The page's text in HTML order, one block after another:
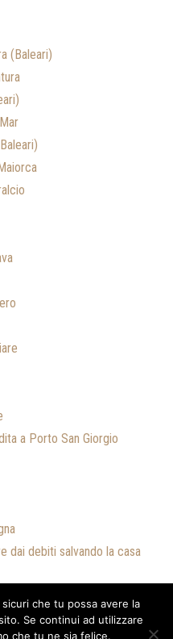
(Baleari)
a Porto San Giorgio
dai debiti salvando la casa
stranieri
che tu possa avere la
Se continui ad utilizzare
che tu ne sia felice.